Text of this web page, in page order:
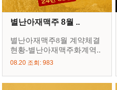
별난아재맥주 8월 ..
별난아재맥주8월 계약체결
현황-별난아재맥주화계역..
08.20 조회: 983